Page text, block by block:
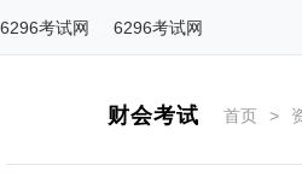
6296考试网 6296考试网
财会考试 首页 >